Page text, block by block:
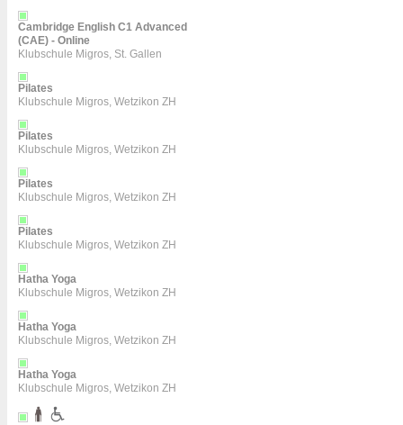
Cambridge English C1 Advanced
(CAE) - Online
Klubschule Migros, St. Gallen
Pilates
Klubschule Migros, Wetzikon ZH
Pilates
Klubschule Migros, Wetzikon ZH
Pilates
Klubschule Migros, Wetzikon ZH
Pilates
Klubschule Migros, Wetzikon ZH
Hatha Yoga
Klubschule Migros, Wetzikon ZH
Hatha Yoga
Klubschule Migros, Wetzikon ZH
Hatha Yoga
Klubschule Migros, Wetzikon ZH